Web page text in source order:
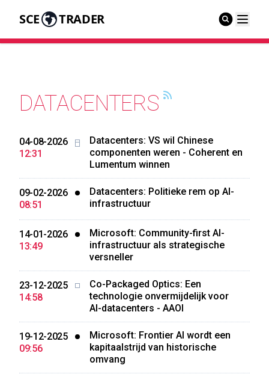
SCE TRADER
DATACENTERS
04-08-2026
12:31
Datacenters: VS wil Chinese
componenten weren - Coherent en
Lumentum winnen
09-02-2026
08:51
Datacenters: Politieke rem op AI-
infrastructuur
14-01-2026
13:49
Microsoft: Community-first AI-
infrastructuur als strategische
versneller
23-12-2025
14:58
Co-Packaged Optics: Een
technologie onvermijdelijk voor
AI-datacenters - AAOI
19-12-2025
09:56
Microsoft: Frontier AI wordt een
kapitaalstrijd van historische
omvang